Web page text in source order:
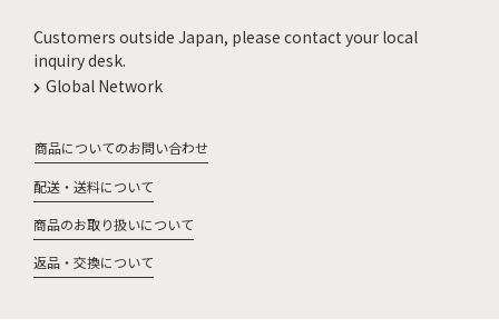
Customers outside Japan, please contact your local
inquiry desk.
Global Network
商品についてのお問い合わせ
配送・送料について
商品のお取り扱いについて
返品・交換について